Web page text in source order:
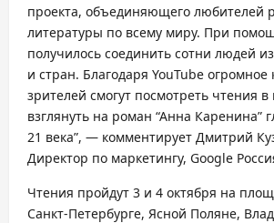
проекта, объединяющего любителей
литературы по всему миру. При
получилось соединить сотни людей
и стран. Благодаря YouTube огромное
зрителей смогут посмотреть чтения
взглянуть на роман “Анна Каренина”
21 века”, — комментирует Дмитрий
Директор по маркетингу, Google
Чтения пройдут 3 и 4 октября на
Санкт-Петербурге, Ясной Поляне,